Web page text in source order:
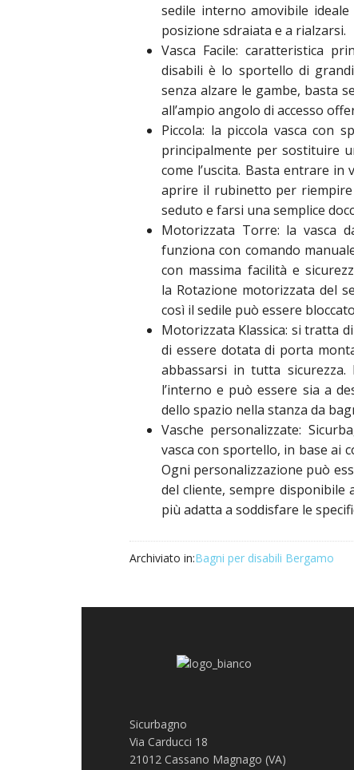
sedile interno amovibile
posizione sdraiata e a rialzarsi.
Vasca Facile: caratteristica
disabili è lo sportello di
senza alzare le gambe, basta
all’ampio angolo di accesso
Piccola: la piccola vasca con
principalmente per sostituire
come l’uscita. Basta entrare in
aprire il rubinetto per
seduto e farsi una semplice
Motorizzata Torre: la vasca
funziona con comando
con massima facilità e
la Rotazione motorizzata del
così il sedile può essere
Motorizzata Klassica: si tratta
di essere dotata di porta
abbassarsi in tutta
l’interno e può essere sia a
dello spazio nella stanza da
Vasche personalizzate:
vasca con sportello, in base ai
Ogni personalizzazione può
del cliente, sempre disponibile
più adatta a soddisfare le
Archiviato in:Bagni per disabili Bergamo
Sicurbagno
Via Carducci 18
21012 Cassano Magnago (VA)